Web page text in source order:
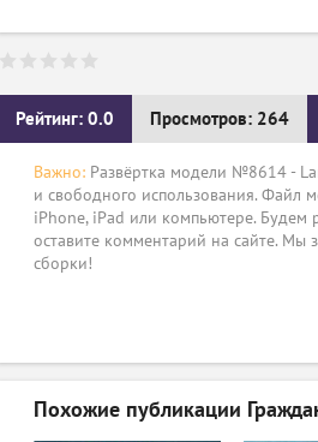
Рейтинг: 0.0 Просмотров: 264
Важно: Развёртка модели №8614 -
и свободного использования. Файл
iPhone, iPad или компьютере. Будем
оставите комментарий на сайте. Мы
сборки!
Похожие публикации